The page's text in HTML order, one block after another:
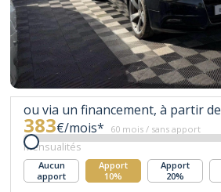
ou via un financement, à partir de
383€/mois* 60 mois / sans apport
Mensualités
Aucun
apport
Apport
10%
Apport
20%